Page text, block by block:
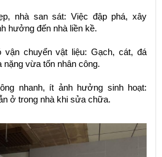
nhà san sát: Việc đập phá, xây
hưởng đến nhà liền kề.
vận chuyển vật liệu: Gạch, cát, đá
nặng vừa tốn nhân công.
nhanh, ít ảnh hưởng sinh hoạt:
ở trong nhà khi sửa chữa.